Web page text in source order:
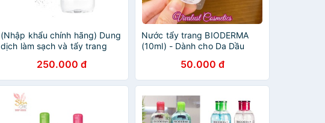
(Nhập khẩu chính hãng) Dung
dịch làm sạch và tẩy trang
Sensibio H2O 500ml, 250ml,
100ml
250.000 đ
Nước tẩy trang BIODERMA
(10ml) - Dành cho Da Dầu
50.000 đ